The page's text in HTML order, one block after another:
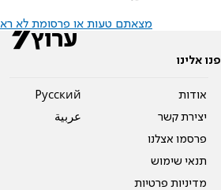
מצאתם טעות או פרסומת לא
פנו אלינו
אודות
יצירת קשר
פרסמו אצלנו
תנאי שימוש
מדיניות פרטיות
Pусский
عربية